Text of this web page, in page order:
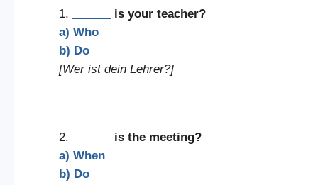
1.
is your teacher?
a) Who
b) Do
[Wer ist dein Lehrer?]
2.
is the meeting?
a) When
b) Do